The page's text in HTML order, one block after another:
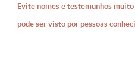
Evite nomes e testemunhos
pode ser visto por pessoas